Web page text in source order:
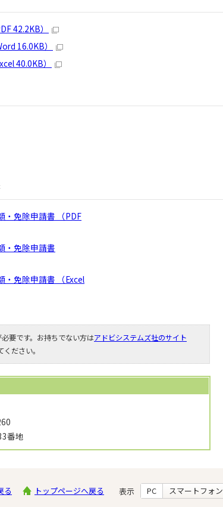
42.2KB）
16.0KB）
40.0KB）
・免除申請書 （PDF
・免除申請書
・免除申請書 （Excel
要です。お持ちでない方はアドビシステムズ社のサイト
ださい。
番地
る トップページへ戻る 表示 PC スマートフォン